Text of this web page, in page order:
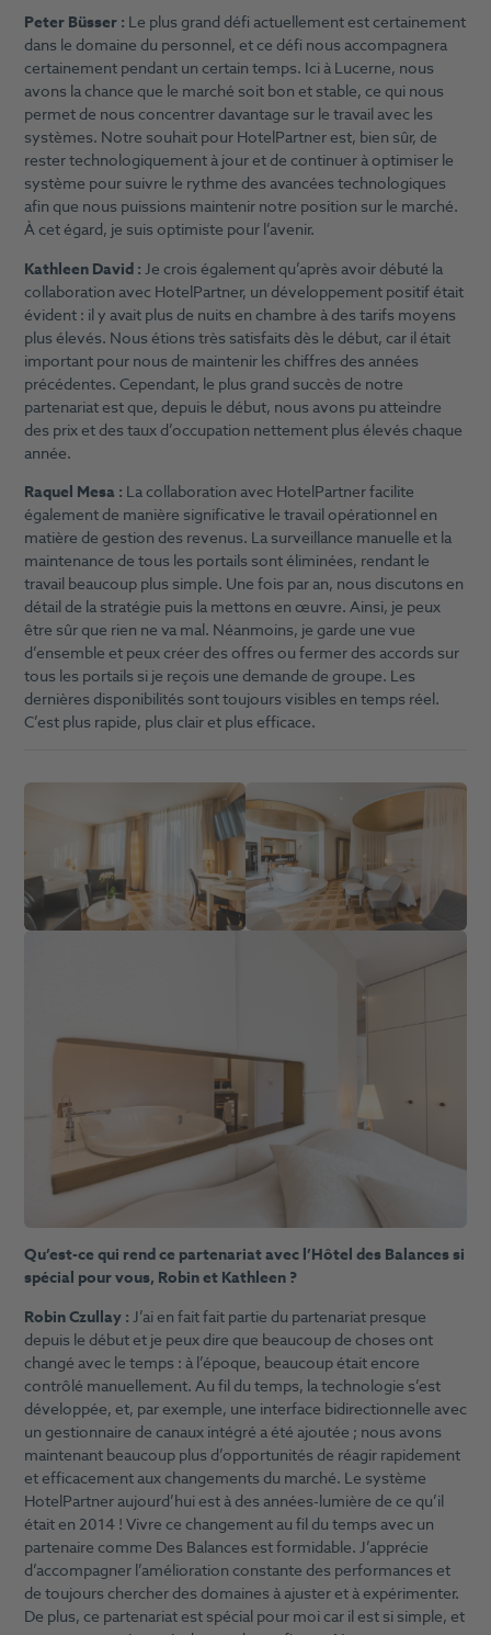
Peter Büsser : Le plus grand défi actuellement est certainement
dans le domaine du personnel, et ce défi nous accompagnera
certainement pendant un certain temps. Ici à Lucerne, nous
avons la chance que le marché soit bon et stable, ce qui nous
permet de nous concentrer davantage sur le travail avec les
systèmes. Notre souhait pour HotelPartner est, bien sûr, de
rester technologiquement à jour et de continuer à optimiser le
système pour suivre le rythme des avancées technologiques
afin que nous puissions maintenir notre position sur le marché.
À cet égard, je suis optimiste pour l’avenir.
Kathleen David :Je crois également qu’après avoir débuté la
collaboration avec HotelPartner, un développement positif était
évident : il y avait plus de nuits en chambre à des tarifs moyens
plus élevés. Nous étions très satisfaits dès le début, car il était
important pour nous de maintenir les chiffres des années
précédentes. Cependant, le plus grand succès de notre
partenariat est que, depuis le début, nous avons pu atteindre
des prix et des taux d’occupation nettement plus élevés chaque
année.
Raquel Mesa : La collaboration avec HotelPartner facilite
également de manière significative le travail opérationnel en
matière de gestion des revenus. La surveillance manuelle et la
maintenance de tous les portails sont éliminées, rendant le
travail beaucoup plus simple. Une fois par an, nous discutons en
détail de la stratégie puis la mettons en œuvre. Ainsi, je peux
être sûr que rien ne va mal. Néanmoins, je garde une vue
d’ensemble et peux créer des offres ou fermer des accords sur
tous les portails si je reçois une demande de groupe. Les
dernières disponibilités sont toujours visibles en temps réel.
C’est plus rapide, plus clair et plus efficace.
Qu’est-ce qui rend ce partenariat avec l’Hôtel des Balances si
spécial pour vous, Robin et Kathleen ?
Robin Czullay :J’ai en fait fait partie du partenariat presque
depuis le début et je peux dire que beaucoup de choses ont
changé avec le temps : à l’époque, beaucoup était encore
contrôlé manuellement. Au fil du temps, la technologie s’est
développée, et, par exemple, une interface bidirectionnelle avec
un gestionnaire de canaux intégré a été ajoutée ; nous avons
maintenant beaucoup plus d’opportunités de réagir rapidement
et efficacement aux changements du marché. Le système
HotelPartner aujourd’hui est à des années-lumière de ce qu’il
était en 2014 ! Vivre ce changement au fil du temps avec un
partenaire comme Des Balances est formidable. J’apprécie
d’accompagner l’amélioration constante des performances et
de toujours chercher des domaines à ajuster et à expérimenter.
De plus, ce partenariat est spécial pour moi car il est si simple, et